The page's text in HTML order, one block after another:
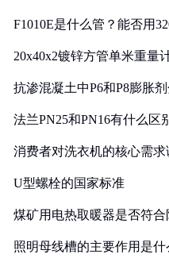
F1010E是什么管？能否用
20x40x2镀锌方管单米重量
抗渗混凝土中P6和P8膨胀
法兰PN25和PN16有什么区
消费者对洗衣机的核心需
U型螺栓的国家标准
煤矿用电热取暖器是否符
照明母线槽的主要作用是什